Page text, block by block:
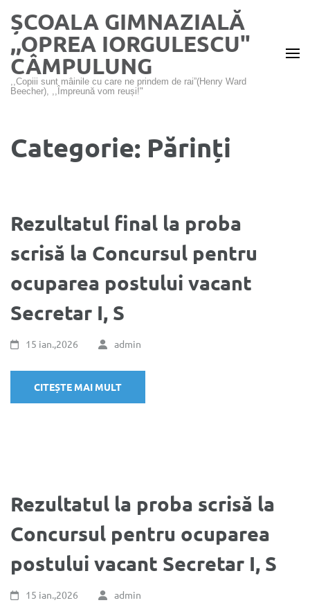
conținut
(apasă
Enter)
ȘCOALA GIMNAZIALĂ
,,OPREA IORGULESCU"
CÂMPULUNG
,,Copiii sunt mâinile cu care ne prindem de rai”(Henry Ward
Beecher), ,,Împreună vom reuși!"
Categorie: Părinți
Rezultatul final la proba
scrisă la Concursul pentru
ocuparea postului vacant
Secretar I, S
15 ian.,2026 admin
CITEȘTE MAI MULT
Rezultatul la proba scrisă la
Concursul pentru ocuparea
postului vacant Secretar I, S
15 ian.,2026 admin